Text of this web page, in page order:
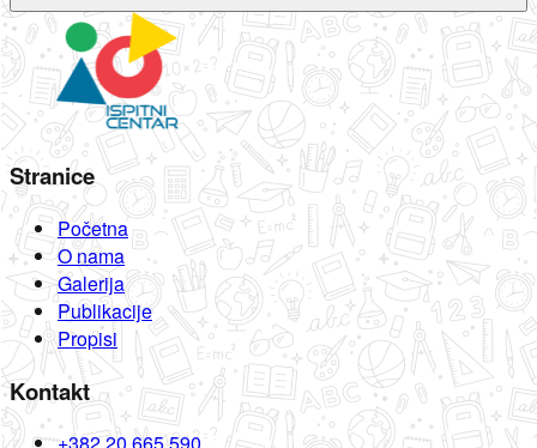
Stranice
Početna
O nama
Galerija
Publikacije
Propisi
Kontakt